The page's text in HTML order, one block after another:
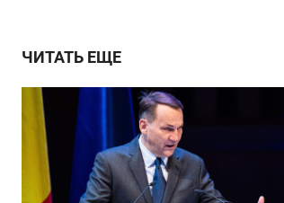
ЧИТАТЬ ЕЩЕ